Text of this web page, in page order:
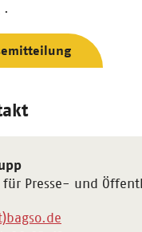
.
für Presse- und